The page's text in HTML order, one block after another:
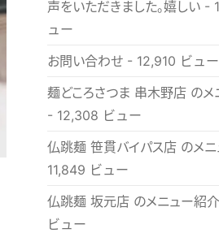
声をいただきました。嬉しい -
ュー
お問い合わせ - 12,910 ビュー
麺どころさつま 串木野店 のメ
- 12,308 ビュー
仏跳麺 笹貫バイパス店 のメ
11,849 ビュー
仏跳麺 坂元店 のメニュー紹介
ビュー